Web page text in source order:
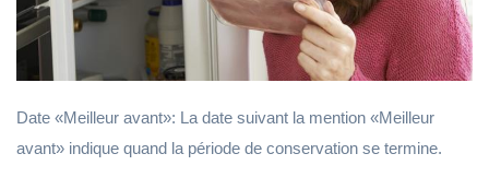
Date «Meilleur avant»: La date suivant la mention «Meilleur
avant» indique quand la période de conservation se termine.